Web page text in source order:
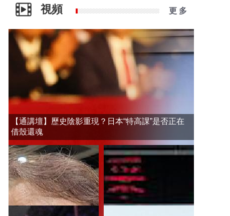
視頻 更 多
【通講壇】歷史陰影重現？日本“特高課”是否正在
借殼還魂